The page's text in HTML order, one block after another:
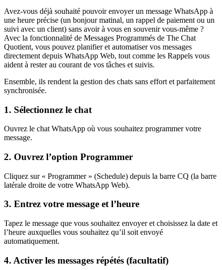
Avez-vous déjà souhaité pouvoir envoyer un message WhatsApp à
une heure précise (un bonjour matinal, un rappel de paiement ou un
suivi avec un client) sans avoir à vous en souvenir vous-même ?
Avec la fonctionnalité de Messages Programmés de The Chat
Quotient, vous pouvez planifier et automatiser vos messages
directement depuis WhatsApp Web, tout comme les Rappels vous
aident à rester au courant de vos tâches et suivis.
Ensemble, ils rendent la gestion des chats sans effort et parfaitement
synchronisée.
1. Sélectionnez le chat
Ouvrez le chat WhatsApp où vous souhaitez programmer votre
message.
2. Ouvrez l’option Programmer
Cliquez sur « Programmer » (Schedule) depuis la barre CQ (la barre
latérale droite de votre WhatsApp Web).
3. Entrez votre message et l’heure
Tapez le message que vous souhaitez envoyer et choisissez la date et
l’heure auxquelles vous souhaitez qu’il soit envoyé
automatiquement.
4. Activer les messages répétés (facultatif)